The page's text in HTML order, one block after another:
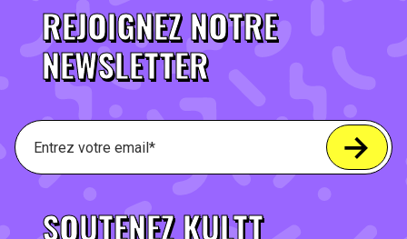
REJOIGNEZ NOTRE
NEWSLETTER
SOUTENEZ KULTT